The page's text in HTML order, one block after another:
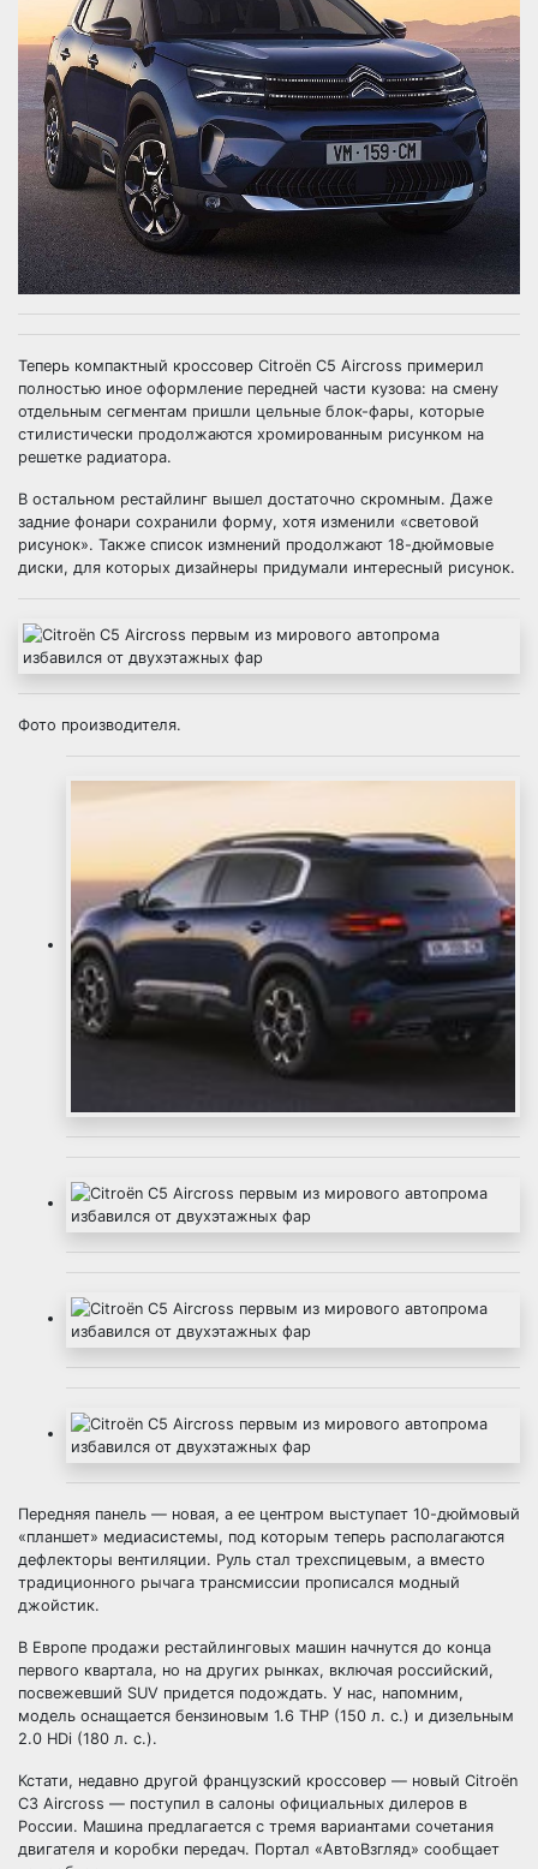
Теперь компактный кроссовер Citroёn C5 Aircross примерил
полностью иное оформление передней части кузова: на смену
отдельным сегментам пришли цельные блок-фары, которые
стилистически продолжаются хромированным рисунком на
решетке радиатора.
В остальном рестайлинг вышел достаточно скромным. Даже
задние фонари сохранили форму, хотя изменили «световой
рисунок». Также список измнений продолжают 18-дюймовые
диски, для которых дизайнеры придумали интересный рисунок.
Фото производителя.
Передняя панель — новая, а ее центром выступает 10-дюймовый
«планшет» медиасистемы, под которым теперь располагаются
дефлекторы вентиляции. Руль стал трехспицевым, а вместо
традиционного рычага трансмиссии прописался модный
джойстик.
В Европе продажи рестайлинговых машин начнутся до конца
первого квартала, но на других рынках, включая российский,
посвежевший SUV придется подождать. У нас, напомним,
модель оснащается бензиновым 1.6 THP (150 л. с.) и дизельным
2.0 HDi (180 л. с.).
Кстати, недавно другой французский кроссовер — новый Citroën
C3 Aircross — поступил в салоны официальных дилеров в
России. Машина предлагается с тремя вариантами сочетания
двигателя и коробки передач. Портал «АвтоВзгляд» сообщает